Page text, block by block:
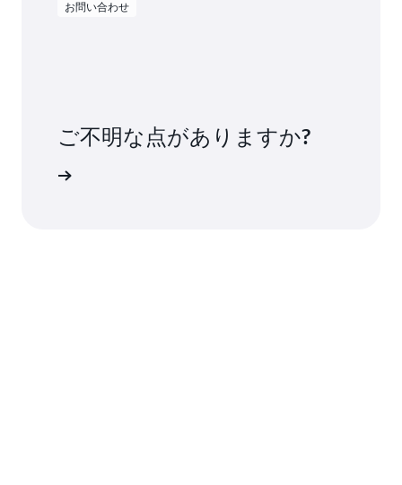
お問い合わせ
ご不明な点がありますか?